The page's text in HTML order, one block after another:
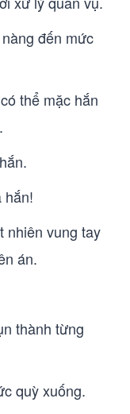
đến mức
thể mặc hắn
hắn!
nhiên vung tay
án.
thành từng
quỳ xuống.